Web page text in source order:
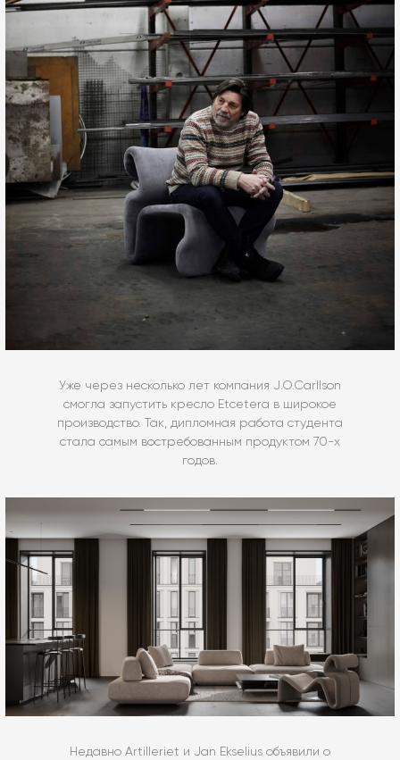
Уже через несколько лет компания J.O.Carllson
смогла запустить кресло Etcetera в широкое
производство. Так, дипломная работа студента
стала самым востребованным продуктом 70-х
годов.
Недавно Artilleriet и Jan Ekselius объявили о